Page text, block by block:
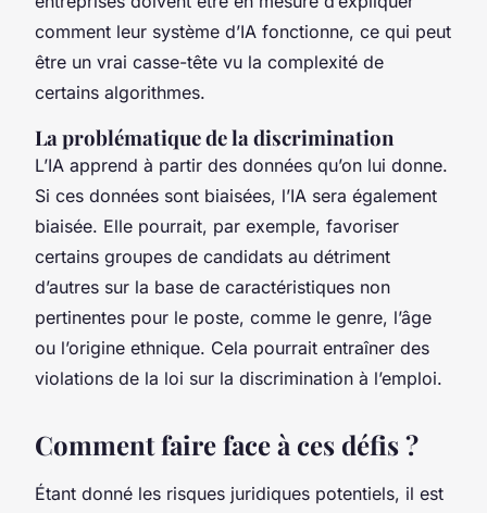
comment leur système d’IA fonctionne, ce qui peut
être un vrai casse-tête vu la complexité de
certains algorithmes.
La problématique de la discrimination
L’IA apprend à partir des données qu’on lui donne.
Si ces données sont biaisées, l’IA sera également
biaisée. Elle pourrait, par exemple, favoriser
certains groupes de candidats au détriment
d’autres sur la base de caractéristiques non
pertinentes pour le poste, comme le genre, l’âge
ou l’origine ethnique. Cela pourrait entraîner des
violations de la loi sur la discrimination à l’emploi.
Comment faire face à ces défis ?
Étant donné les risques juridiques potentiels, il est